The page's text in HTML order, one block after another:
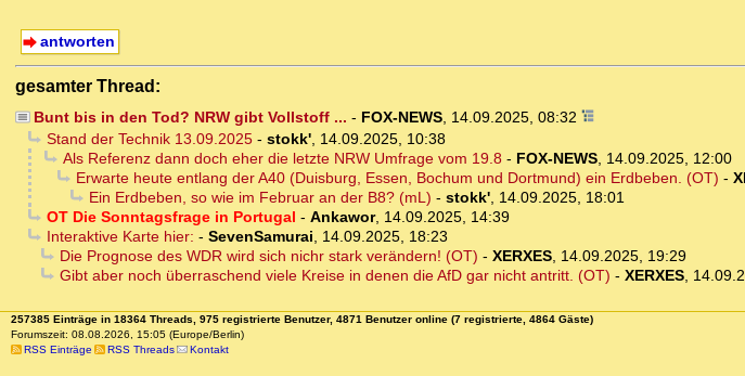
antworten
gesamter Thread:
Bunt bis in den Tod? NRW gibt Vollstoff ... - FOX-NEWS, 14.09.2025, 08:32
Stand der Technik 13.09.2025- stokk', 14.09.2025, 10:38
Als Referenz dann doch eher die letzte NRW Umfrage vom 19.8- FOX-NEWS, 14.09.2025, 12:00
Erwarte heute entlang der A40 (Duisburg, Essen, Bochum und Dortmund) ein Erdbeben. (OT) -
Ein Erdbeben, so wie im Februar an der B8? (mL) - stokk', 14.09.2025, 18:01
OT Die Sonntagsfrage in Portugal - Ankawor, 14.09.2025, 14:39
Interaktive Karte hier: - SevenSamurai, 14.09.2025, 18:23
Die Prognose des WDR wird sich nichr stark verändern! (OT) - XERXES, 14.09.2025, 19:29
Gibt aber noch überraschend viele Kreise in denen die AfD gar nicht antritt. (OT) - XERXES,
257385 Einträge in 18364 Threads, 975 registrierte Benutzer, 4871 Benutzer online (7 registrierte, 4864 Gäste)
Forumszeit: 08.08.2026, 15:05 (Europe/Berlin)
RSS Einträge
RSS Threads Kontakt